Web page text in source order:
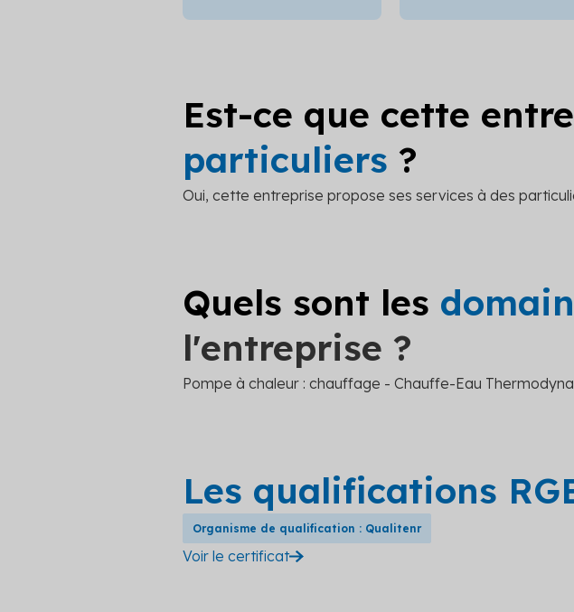
Est-ce que cette
particuliers ?
Oui, cette entreprise propose ses services à des
Quels sont les
l'entreprise ?
Pompe à chaleur : chauffage - Chauffe-Eau
Les qualifications
Organisme de qualification : Qualitenr
Voir le certificat